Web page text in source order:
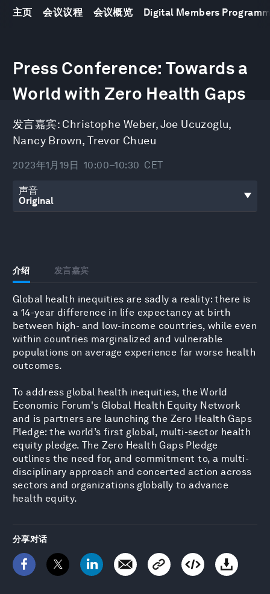
主页 会议议程 会议概览 Digital Members
Press Conference: Towards a
World with Zero Health Gaps
发言嘉宾: Christophe Weber,Joe Ucuzoglu,
Nancy Brown,Trevor Chueu
2023年1月19日 10:00–10:30 CET
声音
介绍 发言嘉宾
Global health inequities are sadly a reality: there is
a 14-year difference in life expectancy at birth
between high- and low-income countries, while even
within countries marginalized and vulnerable
populations on average experience far worse health
outcomes.
To address global health inequities, the World
Economic Forum's Global Health Equity Network
and is partners are launching the Zero Health Gaps
Pledge: the world’s first global, multi-sector health
equity pledge. The Zero Health Gaps Pledge
outlines the need for, and commitment to, a multi-
disciplinary approach and concerted action across
sectors and organizations globally to advance
health equity.
分享对话
of
minutes,
19